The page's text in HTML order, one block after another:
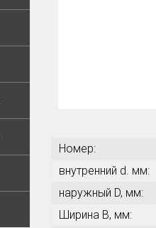
Номер:
внутренний d. мм:
наружный D, мм:
Ширина В, мм: